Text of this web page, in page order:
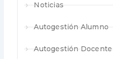
Noticias
Autogestión Alumno
Autogestión Docente